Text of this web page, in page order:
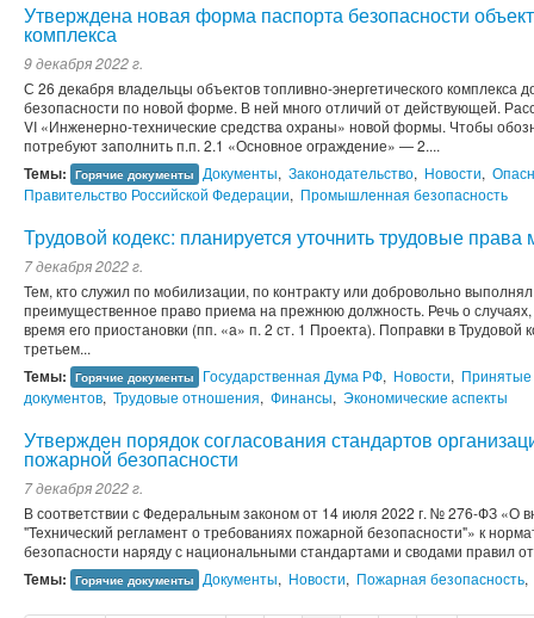
Утверждена новая форма паспорта безопасности
комплекса
9 декабря 2022 г.
С 26 декабря владельцы объектов топливно-энергетического комплекса
безопасности по новой форме. В ней много отличий от действующей.
VI «Инженерно-технические средства охраны» новой формы. Чтобы
потребуют заполнить п.п. 2.1 «Основное ограждение» — 2....
Темы: Горячие документы Документы, Законодательство, Новости,
Правительство Российской Федерации, Промышленная безопасность
Трудовой кодекс: планируется уточнить трудовые
7 декабря 2022 г.
Тем, кто служил по мобилизации, по контракту или добровольно
преимущественное право приема на прежнюю должность. Речь о случаях,
время его приостановки (пп. «а» п. 2 ст. 1 Проекта). Поправки в
третьем...
Темы: Горячие документы Государственная Дума РФ, Новости,
документов, Трудовые отношения, Финансы, Экономические аспекты
Утвержден порядок согласования стандартов
пожарной безопасности
7 декабря 2022 г.
В соответствии с Федеральным законом от 14 июля 2022 г. № 276-ФЗ «О
"Технический регламент о требованиях пожарной безопасности"» к
безопасности наряду с национальными стандартами и сводами правил
Темы: Горячие документы Документы, Новости, Пожарная безопасность,